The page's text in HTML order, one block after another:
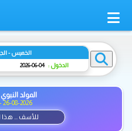
الخميس -
الدخول : 04-06-2026
المولد
26-08-2026
للأسف ... هذا